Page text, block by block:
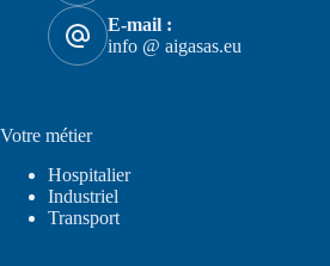
E-mail :
info @ aigasas.eu
Votre métier
Hospitalier
Industriel
Transport